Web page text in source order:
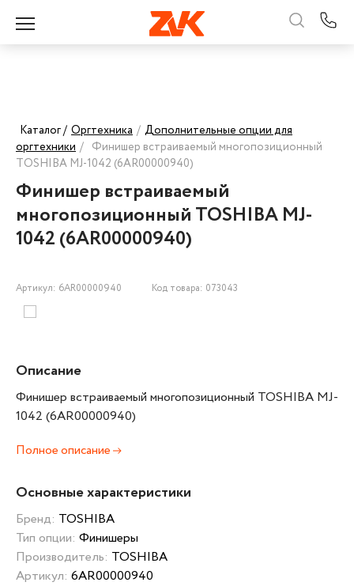
Каталог / Оргтехника / Дополнительные опции для
оргтехники / Финишер встраиваемый многопозиционный
TOSHIBA MJ-1042 (6AR00000940)
Финишер встраиваемый
многопозиционный TOSHIBA MJ-
1042 (6AR00000940)
Артикул: 6AR00000940 Код товара: 073043
Описание
Финишер встраиваемый многопозиционный TOSHIBA MJ-
1042 (6AR00000940)
Полное описание
Основные характеристики
Бренд: TOSHIBA
Тип опции: Финишеры
Производитель: TOSHIBA
Артикул: 6AR00000940